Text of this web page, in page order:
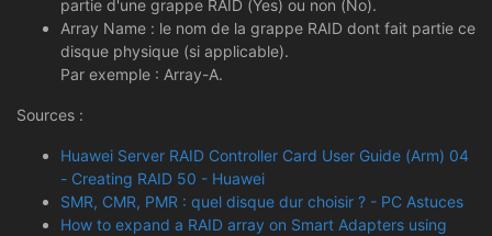
partie d'une grappe RAID (Yes) ou non (No).
Array Name : le nom de la grappe RAID dont fait partie ce
disque physique (si applicable).
Par exemple : Array-A.
Sources :
Huawei Server RAID Controller Card User Guide (Arm) 04
- Creating RAID 50 - Huawei
SMR, CMR, PMR : quel disque dur choisir ? - PC Astuces
How to expand a RAID array on Smart Adapters using